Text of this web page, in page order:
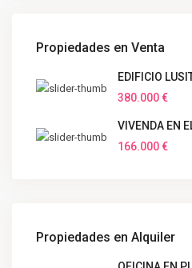
Propiedades en Venta
EDIFICIO
380.000 €
VIVENDA EN
166.000 €
Propiedades en Alquiler